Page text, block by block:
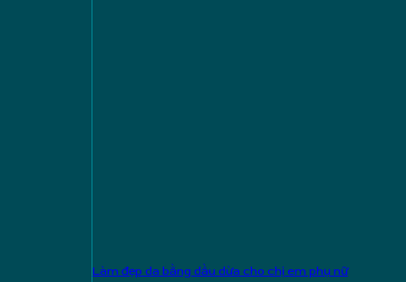
Làm đẹp da bằng dầu dừa cho chị em phụ nữ